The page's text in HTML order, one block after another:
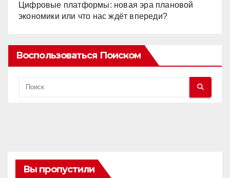
Цифровые платформы: новая эра плановой
экономики или что нас ждёт впереди?
Воспользоваться Поиском
Вы пропустили